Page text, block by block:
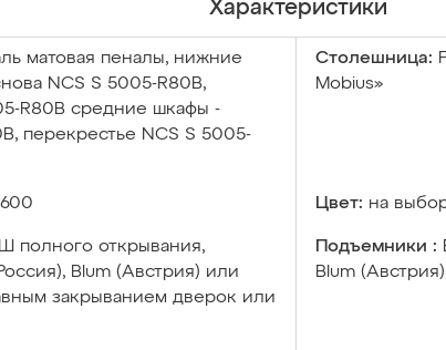
Характеристики
матовая пеналы, нижние
NCS S 5005-R80B,
R80B средние шкафы -
перекрестье NCS S 5005-
Столешница:
Mobius»
Цвет: на
полного открывания,
Blum (Австрия) или
закрыванием дверок или
Подъемники :
Blum